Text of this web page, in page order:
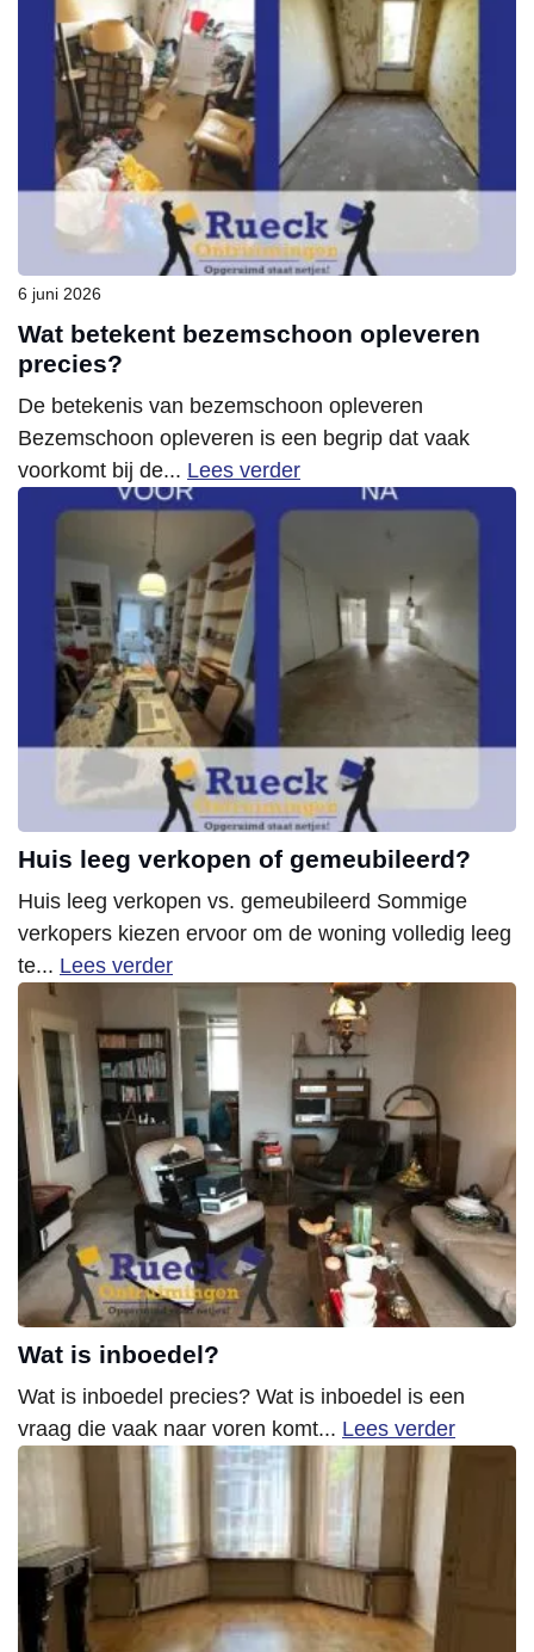
6 juni 2026
Wat betekent bezemschoon opleveren
precies?
De betekenis van bezemschoon opleveren
Bezemschoon opleveren is een begrip dat vaak
voorkomt bij de... Lees verder
Huis leeg verkopen of gemeubileerd?
Huis leeg verkopen vs. gemeubileerd Sommige
verkopers kiezen ervoor om de woning volledig leeg
te... Lees verder
Wat is inboedel?
Wat is inboedel precies? Wat is inboedel is een
vraag die vaak naar voren komt... Lees verder